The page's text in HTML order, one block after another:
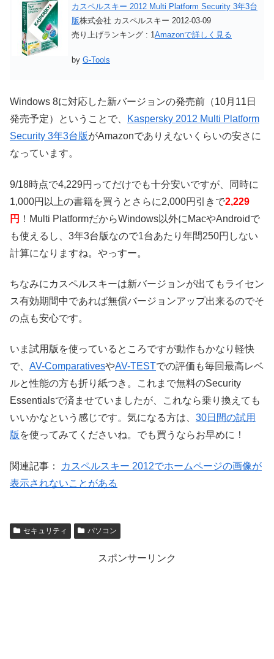
カスペルスキー 2012 Multi Platform Security 3年3台
版株式会社 カスペルスキー 2012-03-09
売り上げランキング : 1 Amazonで詳しく見る
by G-Tools
Windows 8に対応した新バージョンの発売前（10月11日
発売予定）ということで、
Kaspersky 2012 Multi Platform
Security 3年3台版がAmazonでありえないくらいの安さに
なっています。
9/18時点で4,229円ってだけでも十分安いですが、同時に
1,000円以上の書籍を買うとさらに2,000円引きで2,229
円 ！Multi PlatformだからWindows以外にMacやAndroidで
も使えるし、3年3台版なので1台あたり年間250円しない
計算になりますね。やっすー。
ちなみにカスペルスキーは新バージョンが出てもライセン
ス有効期間中であれば無償バージョンアップ出来るのでそ
の点も安心です。
いま試用版を使っているところですが動作もかなり軽快
で、 AV-ComparativesやAV-TESTでの評価も毎回最高レベ
ルと性能の方も折り紙つき。これまで無料のSecurity
Essentialsで済ませていましたが、これなら乗り換えても
いいかなという感じです。気になる方は、 30日間の試用
版 を使ってみてくださいね。でも買うならお早めに！
関連記事：
カスペルスキー 2012でホームページの画像が
表示されないことがある
セキュリティ パソコン
スポンサーリンク